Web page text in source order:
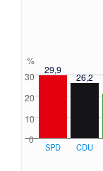
%
30
20
10
0
29,9
26,2
SPD CDU